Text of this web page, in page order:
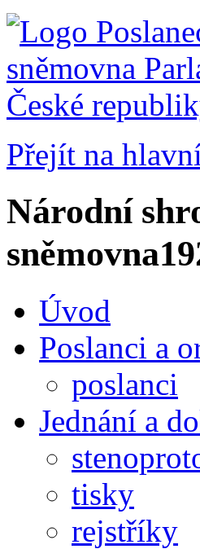
Přejít na
Národní
sněmovna
Úvod
Poslanci a
poslanci
Jednání a
tisky
rejstříky